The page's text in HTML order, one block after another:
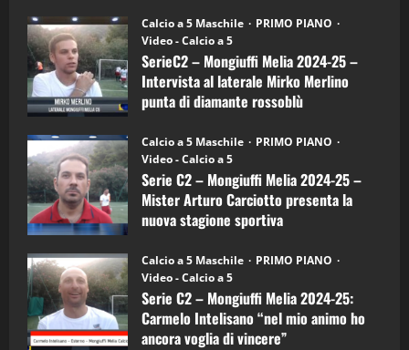
6)
–
Intervista
a
mister
Arturo
Carciotto
(Mongiuffi
Calcio a 5 Maschile
PRIMO PIANO
Video - Calcio a 5
SerieC2 – Mongiuffi Melia 2024-25 –
Intervista al laterale Mirko Merlino
punta di diamante rossoblù
Calcio a 5 Maschile
PRIMO PIANO
Video - Calcio a 5
Serie C2 – Mongiuffi Melia 2024-25 –
Mister Arturo Carciotto presenta la
nuova stagione sportiva
Calcio a 5 Maschile
PRIMO PIANO
Video - Calcio a 5
Serie C2 – Mongiuffi Melia 2024-25:
Carmelo Intelisano “nel mio animo ho
ancora voglia di vincere”
4
“SportEmpire” in Podcast: 27^ Puntata
(Martedi 14 Aprile 2026)
15/04/2026
5
“SportEmpire” in Podcast: 26^ Puntata
(Martedi 07 Aprile 2026)
08/04/2026
1
“SportEmpire” in Podcast: 30^ Puntata
(Martedi 05 Maggio 2026)
08/05/2026